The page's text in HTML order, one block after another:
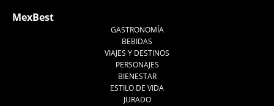
MexBest
GASTRONOMÍA
BEBIDAS
VIAJES Y DESTINOS
PERSONAJES
BIENESTAR
ESTILO DE VIDA
JURADO